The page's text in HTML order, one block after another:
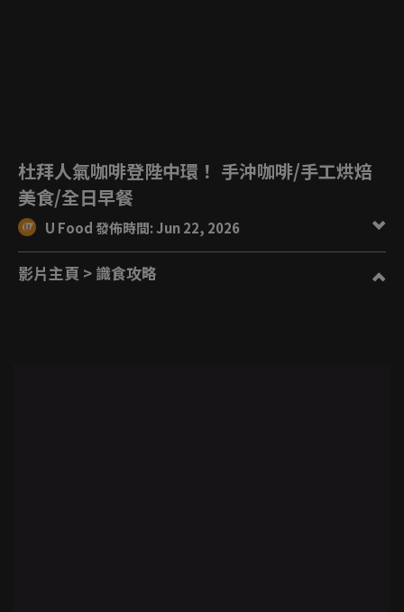
杜拜人氣咖啡登陛中環！ 手沖咖啡/手工烘焙
美食/全日早餐
U Food 發佈時間: Jun 22, 2026
影片主頁 > 識食攻略